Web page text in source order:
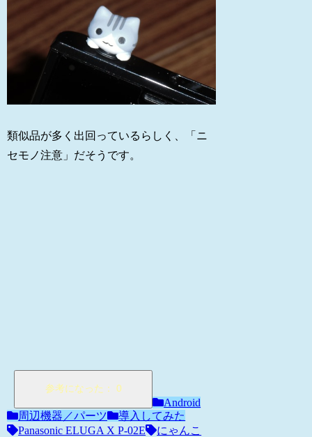
類似品が多く出回っているらしく、「ニ
セモノ注意」だそうです。
Android
周辺機器／パーツ
導入してみた
Panasonic ELUGA X P-02E
にゃんこ